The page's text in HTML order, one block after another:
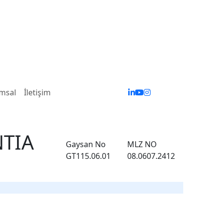
İletişim
Gaysan No
GT115.06.01
MLZ NO
08.0607.2412